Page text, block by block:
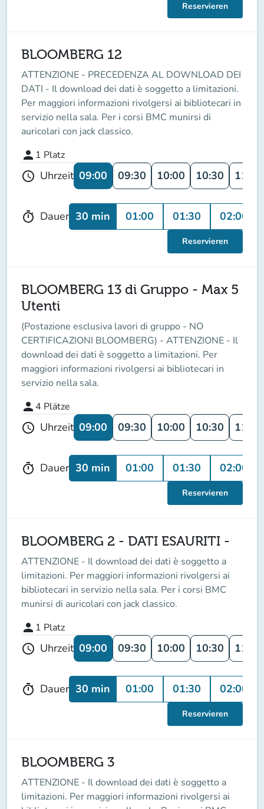
Reservieren
BLOOMBERG 12
ATTENZIONE - PRECEDENZA AL DOWNLOAD DEI
DATI - Il download dei dati è soggetto a limitazioni.
Per maggiori informazioni rivolgersi ai bibliotecari in
servizio nella sala. Per i corsi BMC munirsi di
auricolari con jack classico.
person 1 Platz
schedule Uhrzeit 09:00 09:30 10:00 10:30 11:00
timer Dauer 30 min 01:00 01:30 02:00
Reservieren
BLOOMBERG 13 di Gruppo - Max 5
Utenti
(Postazione esclusiva lavori di gruppo - NO
CERTIFICAZIONI BLOOMBERG) - ATTENZIONE - Il
download dei dati è soggetto a limitazioni. Per
maggiori informazioni rivolgersi ai bibliotecari in
servizio nella sala.
person 4 Plätze
schedule Uhrzeit 09:00 09:30 10:00 10:30 11:00
timer Dauer 30 min 01:00 01:30 02:00
Reservieren
BLOOMBERG 2 - DATI ESAURITI -
ATTENZIONE - Il download dei dati è soggetto a
limitazioni. Per maggiori informazioni rivolgersi ai
bibliotecari in servizio nella sala. Per i corsi BMC
munirsi di auricolari con jack classico.
person 1 Platz
schedule Uhrzeit 09:00 09:30 10:00 10:30 11:00
timer Dauer 30 min 01:00 01:30 02:00
Reservieren
BLOOMBERG 3
ATTENZIONE - Il download dei dati è soggetto a
limitazioni. Per maggiori informazioni rivolgersi ai